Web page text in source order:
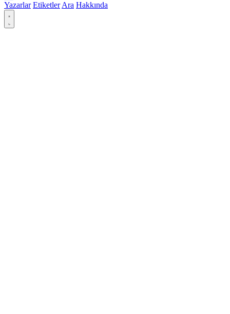
Yazarlar Etiketler Ara Hakkında